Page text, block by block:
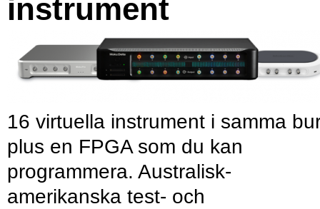
instrument
16 virtuella instrument i samma
plus en FPGA som du kan
programmera. Australisk-
amerikanska test- och